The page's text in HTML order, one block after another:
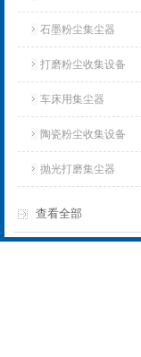
石墨粉尘集尘器
打磨粉尘收集设备
车床用集尘器
陶瓷粉尘收集设备
抛光打磨集尘器
查看全部